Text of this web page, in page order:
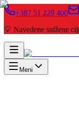
+387 51 229 400
💡 Navedene snižene
Meni